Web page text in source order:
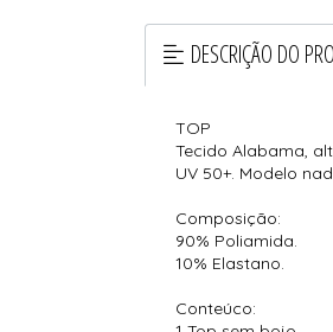
DESCRIÇÃO DO
TOP
Tecido Alabama,
UV 50+. Modelo
Composição:
90% Poliamida.
10% Elastano.
Conteúco: